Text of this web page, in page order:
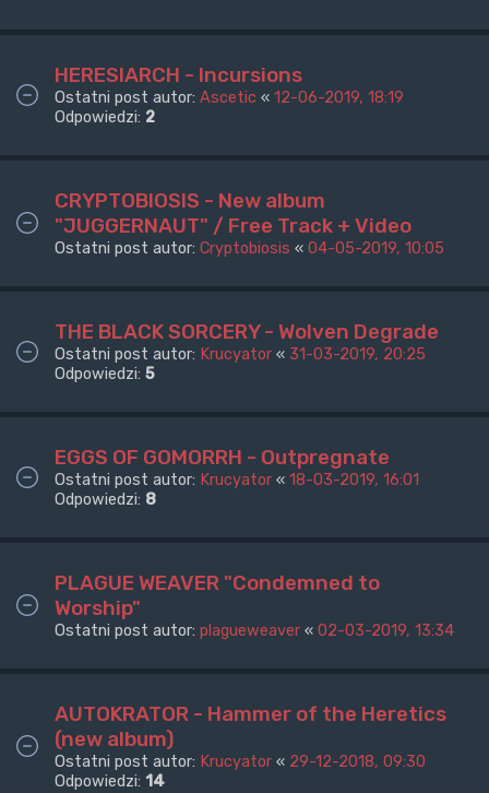
HERESIARCH - Incursions
Ostatni post autor: Ascetic « 12-06-2019, 18:19
Odpowiedzi: 2
CRYPTOBIOSIS - New album
"JUGGERNAUT" / Free Track + Video
Ostatni post autor: Cryptobiosis « 04-05-2019, 10:05
THE BLACK SORCERY - Wolven Degrade
Ostatni post autor: Krucyator « 31-03-2019, 20:25
Odpowiedzi: 5
EGGS OF GOMORRH - Outpregnate
Ostatni post autor: Krucyator « 18-03-2019, 16:01
Odpowiedzi: 8
PLAGUE WEAVER "Condemned to
Worship"
Ostatni post autor: plagueweaver « 02-03-2019, 13:34
AUTOKRATOR - Hammer of the Heretics
(new album)
Ostatni post autor: Krucyator « 29-12-2018, 09:30
Odpowiedzi: 14